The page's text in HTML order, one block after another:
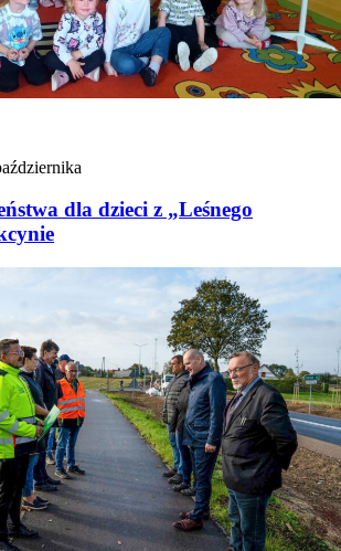
dla dzieci z „Leśnego